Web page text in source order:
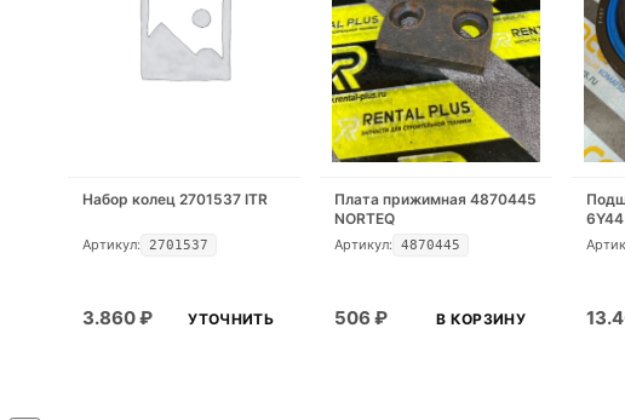
Набор колец 2701537 ITR
Артикул: 2701537
3.860₽ УТОЧНИТЬ
Плата прижимная 4870445
NORTEQ
Артикул: 4870445
506 ₽ В КОРЗИНУ